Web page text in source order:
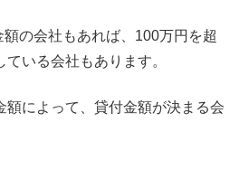
の会社もあれば、100万円を超
いる会社もあります。
額によって、貸付金額が決まる会